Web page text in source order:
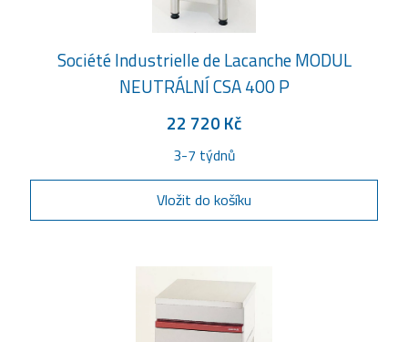
Société Industrielle de Lacanche MODUL
NEUTRÁLNÍ CSA 400 P
22 720 Kč
3-7 týdnů
Vložit do košíku